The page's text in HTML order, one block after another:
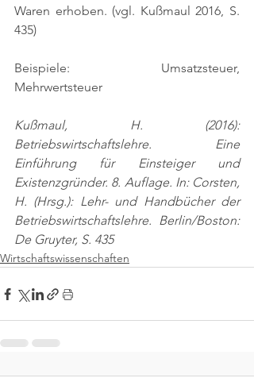
Waren erhoben. (vgl. Kußmaul 2016, S.
435)
Beispiele: Umsatzsteuer,
Mehrwertsteuer
Kußmaul, H. (2016):
Betriebswirtschaftslehre. Eine
Einführung für Einsteiger und
Existenzgründer. 8. Auflage. In: Corsten,
H. (Hrsg.): Lehr- und Handbücher der
Betriebswirtschaftslehre. Berlin/Boston:
De Gruyter, S. 435
Wirtschaftswissenschaften